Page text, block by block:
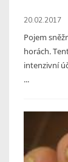
20.02.2017
Pojem
horách.
intenzivní
...